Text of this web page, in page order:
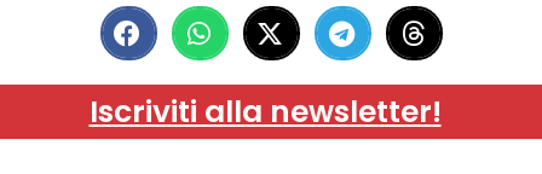
Iscriviti alla newsletter!